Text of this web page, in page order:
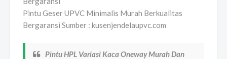
Pintu Geser UPVC Minimalis Murah Berkualitas
Bergaransi Sumber : kusenjendelaupvc.com
Pintu HPL Variasi Kaca Oneway Murah Dan